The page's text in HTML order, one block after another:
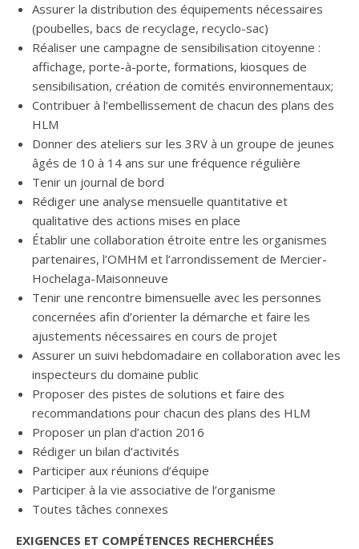
Assurer la distribution des équipements nécessaires
(poubelles, bacs de recyclage, recyclo-sac)
Réaliser une campagne de sensibilisation citoyenne :
affichage, porte-à-porte, formations, kiosques de
sensibilisation, création de comités environnementaux;
Contribuer à l’embellissement de chacun des plans des
HLM
Donner des ateliers sur les 3RV à un groupe de jeunes
âgés de 10 à 14 ans sur une fréquence régulière
Tenir un journal de bord
Rédiger une analyse mensuelle quantitative et
qualitative des actions mises en place
Établir une collaboration étroite entre les organismes
partenaires, l’OMHM et l’arrondissement de Mercier-
Hochelaga-Maisonneuve
Tenir une rencontre bimensuelle avec les personnes
concernées afin d’orienter la démarche et faire les
ajustements nécessaires en cours de projet
Assurer un suivi hebdomadaire en collaboration avec les
inspecteurs du domaine public
Proposer des pistes de solutions et faire des
recommandations pour chacun des plans des HLM
Proposer un plan d’action 2016
Rédiger un bilan d’activités
Participer aux réunions d’équipe
Participer à la vie associative de l’organisme
Toutes tâches connexes
EXIGENCES ET COMPÉTENCES RECHERCHÉES